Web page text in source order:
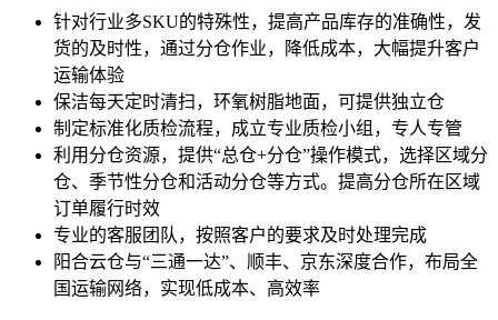
针对行业多SKU的特殊性，提高产品库存的准确性，发
货的及时性，通过分仓作业，降低成本，大幅提升客户
运输体验
保洁每天定时清扫，环氧树脂地面，可提供独立仓
制定标准化质检流程，成立专业质检小组，专人专管
利用分仓资源，提供“总仓+分仓”操作模式，选择区域分
仓、季节性分仓和活动分仓等方式。提高分仓所在区域
订单履行时效
专业的客服团队，按照客户的要求及时处理完成
阳合云仓与“三通一达”、顺丰、京东深度合作，布局全
国运输网络，实现低成本、高效率